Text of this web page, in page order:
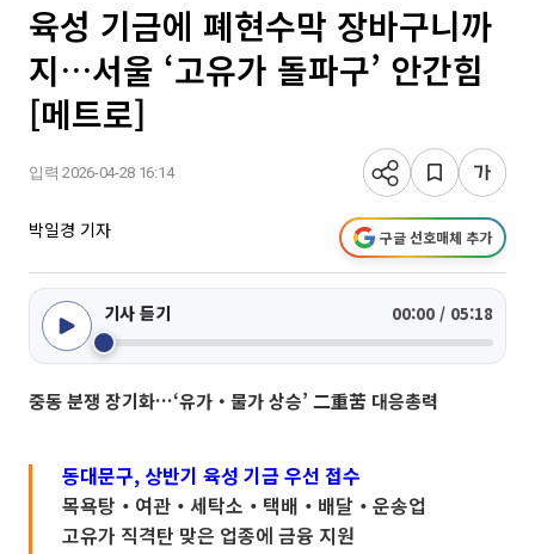
육성 기금에 폐현수막 장바구니까
지…서울 ‘고유가 돌파구’ 안간힘
[메트로]
입력 2026-04-28 16:14
박일경 기자 구글 선호매체 추가
기사 듣기 00:00 / 05:18
중동 분쟁 장기화…‘유가‧물가 상승’ 二重苦 대응총력
동대문구, 상반기 육성 기금 우선 접수
목욕탕‧여관‧세탁소‧택배‧배달‧운송업
고유가 직격탄 맞은 업종에 금융 지원